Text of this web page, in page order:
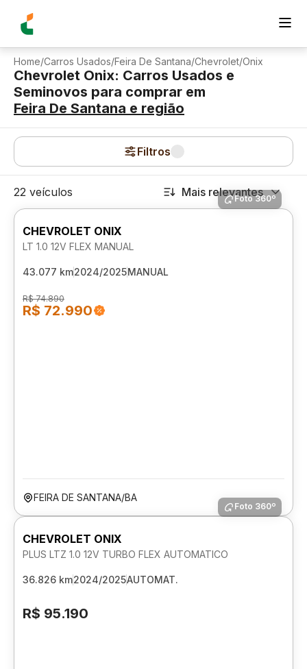
Home/Carros Usados/Feira De Santana/Chevrolet/Onix
Chevrolet Onix: Carros Usados e
Seminovos para comprar em
Feira De Santana e região
Filtros
22 veículos Mais relevantes
Foto 360º
CHEVROLET ONIX
LT 1.0 12V FLEX MANUAL
43.077 km2024/2025MANUAL
R$ 74.890
R$ 72.990
FEIRA DE SANTANA/BA
Foto 360º
CHEVROLET ONIX
PLUS LTZ 1.0 12V TURBO FLEX AUTOMATICO
36.826 km2024/2025AUTOMAT.
R$ 95.190